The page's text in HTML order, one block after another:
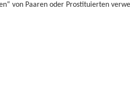
von Paaren oder Prostituierten